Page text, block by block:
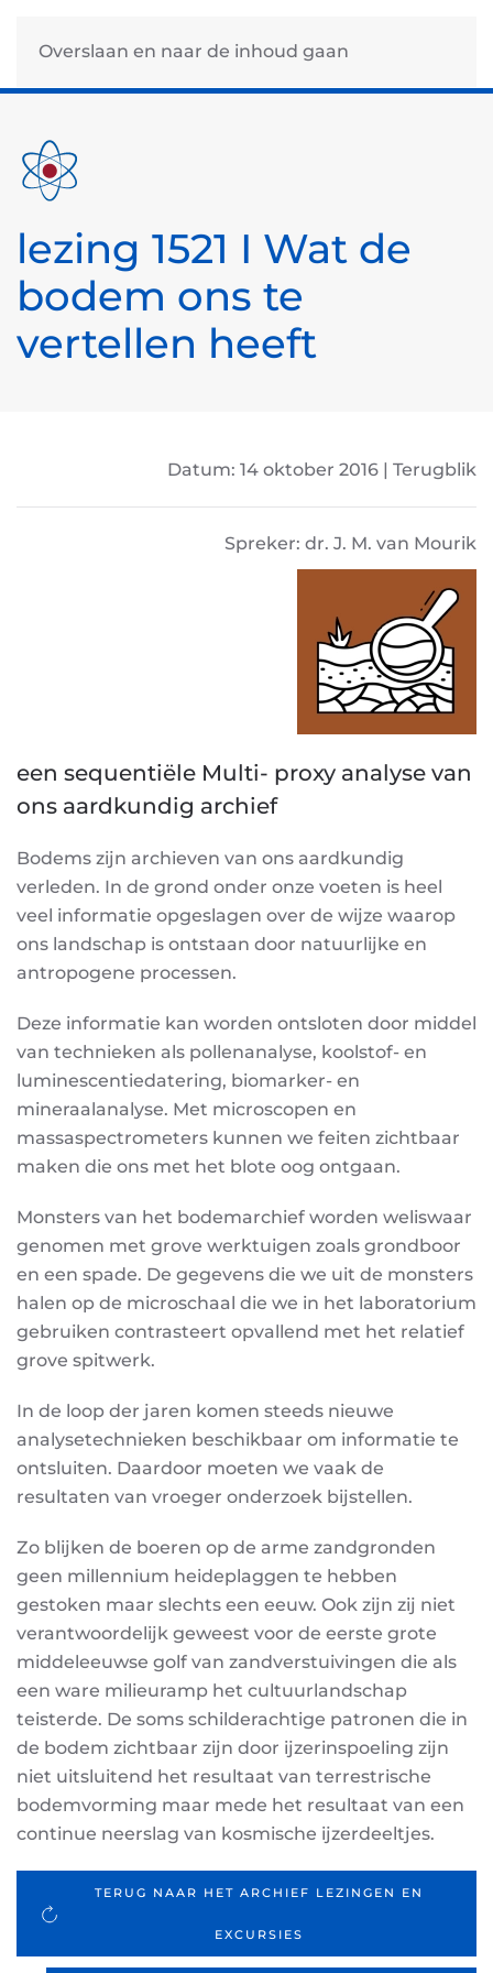
Overslaan en naar de inhoud gaan
lezing 1521 I Wat de
bodem ons te
vertellen heeft
Datum: 14 oktober 2016 | Terugblik
Spreker: dr. J. M. van Mourik
een sequentiële Multi- proxy analyse van
ons aardkundig archief
Bodems zijn archieven van ons aardkundig
verleden. In de grond onder onze voeten is heel
veel informatie opgeslagen over de wijze waarop
ons landschap is ontstaan door natuurlijke en
antropogene processen.
Deze informatie kan worden ontsloten door middel
van technieken als pollenanalyse, koolstof- en
luminescentiedatering, biomarker- en
mineraalanalyse. Met microscopen en
massaspectrometers kunnen we feiten zichtbaar
maken die ons met het blote oog ontgaan.
Monsters van het bodemarchief worden weliswaar
genomen met grove werktuigen zoals grondboor
en een spade. De gegevens die we uit de monsters
halen op de microschaal die we in het laboratorium
gebruiken contrasteert opvallend met het relatief
grove spitwerk.
In de loop der jaren komen steeds nieuwe
analysetechnieken beschikbaar om informatie te
ontsluiten. Daardoor moeten we vaak de
resultaten van vroeger onderzoek bijstellen.
Zo blijken de boeren op de arme zandgronden
geen millennium heideplaggen te hebben
gestoken maar slechts een eeuw. Ook zijn zij niet
verantwoordelijk geweest voor de eerste grote
middeleeuwse golf van zandverstuivingen die als
een ware milieuramp het cultuurlandschap
teisterde. De soms schilderachtige patronen die in
de bodem zichtbaar zijn door ijzerinspoeling zijn
niet uitsluitend het resultaat van terrestrische
bodemvorming maar mede het resultaat van een
continue neerslag van kosmische ijzerdeeltjes.
TERUG NAAR HET ARCHIEF LEZINGEN EN
EXCURSIES